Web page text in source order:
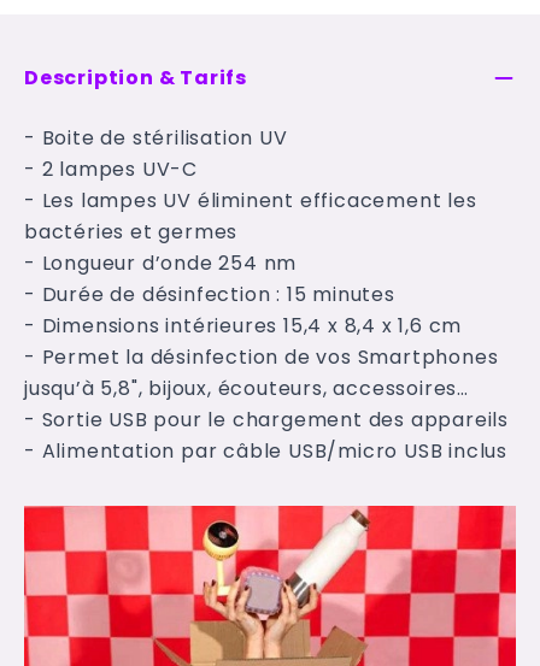
Description & Tarifs
- Boite de stérilisation UV
- 2 lampes UV-C
- Les lampes UV éliminent efficacement les
bactéries et germes
- Longueur d’onde 254 nm
- Durée de désinfection : 15 minutes
- Dimensions intérieures 15,4 x 8,4 x 1,6 cm
- Permet la désinfection de vos Smartphones
jusqu’à 5,8", bijoux, écouteurs, accessoires…
- Sortie USB pour le chargement des appareils
- Alimentation par câble USB/micro USB inclus